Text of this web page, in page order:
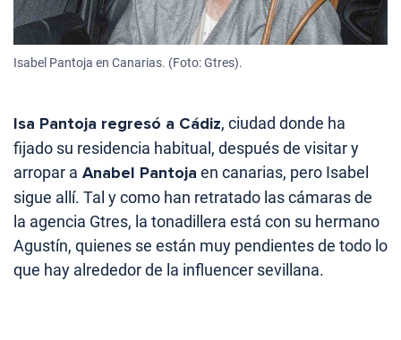
Isabel Pantoja en Canarias. (Foto: Gtres).
Isa Pantoja regresó a Cádiz, ciudad donde ha
fijado su residencia habitual, después de visitar y
arropar a Anabel Pantoja en canarias, pero Isabel
sigue allí. Tal y como han retratado las cámaras de
la agencia Gtres, la tonadillera está con su hermano
Agustín, quienes se están muy pendientes de todo lo
que hay alrededor de la influencer sevillana.